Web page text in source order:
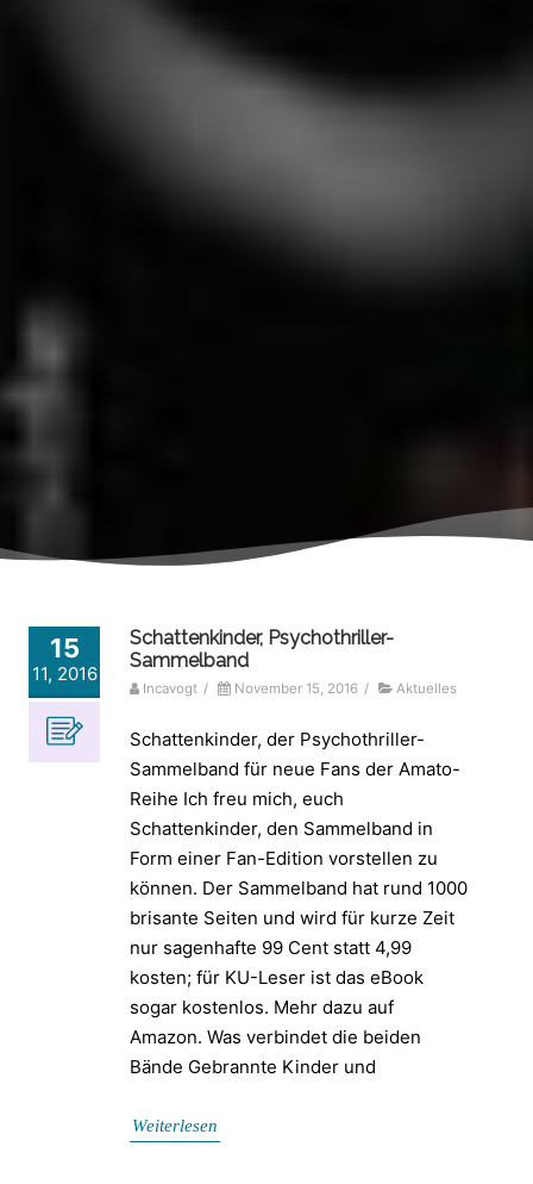
15
11, 2016
Schattenkinder, Psychothriller-
Sammelband
Incavogt / November 15, 2016 / Aktuelles
Schattenkinder, der Psychothriller-
Sammelband für neue Fans der Amato-
Reihe Ich freu mich, euch
Schattenkinder, den Sammelband in
Form einer Fan-Edition vorstellen zu
können. Der Sammelband hat rund 1000
brisante Seiten und wird für kurze Zeit
nur sagenhafte 99 Cent statt 4,99
kosten; für KU-Leser ist das eBook
sogar kostenlos. Mehr dazu auf
Amazon. Was verbindet die beiden
Bände Gebrannte Kinder und
Weiterlesen